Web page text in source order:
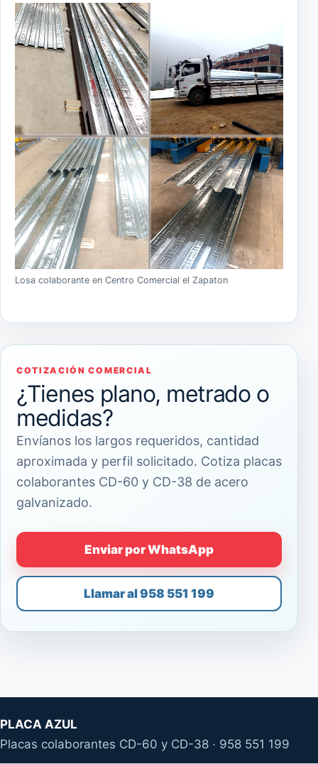
Losa colaborante en Centro Comercial el Zapaton
COTIZACIÓN COMERCIAL
¿Tienes plano, metrado o
medidas?
Envíanos los largos requeridos, cantidad
aproximada y perfil solicitado. Cotiza placas
colaborantes CD-60 y CD-38 de acero
galvanizado.
Enviar por WhatsApp
Llamar al 958 551 199
PLACA AZUL
Placas colaborantes CD-60 y CD-38 · 958 551 199